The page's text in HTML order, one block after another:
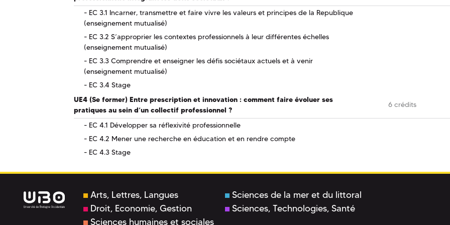
EC 3.1 Incarner, transmettre et faire vivre les valeurs et principes de la Republique
(enseignement mutualisé)
EC 3.2 S’approprier les contextes professionnels à leur différentes échelles
(enseignement mutualisé)
EC 3.3 Comprendre et enseigner les défis sociétaux actuels et à venir
(enseignement mutualisé)
EC 3.4 Stage
UE4 (Se former) Entre prescription et innovation : comment faire évoluer ses
pratiques au sein d’un collectif professionnel ?
6 crédits
EC 4.1 Développer sa réflexivité professionnelle
EC 4.2 Mener une recherche en éducation et en rendre compte
EC 4.3 Stage
Arts, Lettres, Langues
Droit, Economie, Gestion
Sciences humaines et sociales
Sciences de la mer et du littoral
Sciences, Technologies, Santé